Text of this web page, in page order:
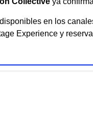
en los
Experience y